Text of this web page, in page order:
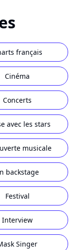
français
Cinéma
Concerts
avec les stars
musicale
backstage
Festival
Interview
Singer